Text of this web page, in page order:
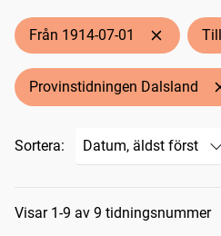
Från 1914-07-01
Provinstidningen Dalsland
Sortera:
Sökresultat
Visar 1-9 av 9 tidningsnummer